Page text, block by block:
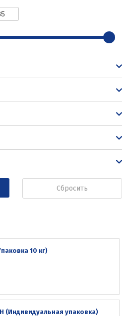
Сбросить
10 кг)
(Индивидуальная упаковка)